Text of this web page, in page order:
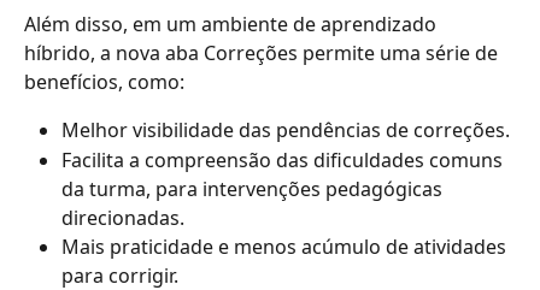
Além disso, em um ambiente de aprendizado
híbrido, a nova aba Correções permite uma série de
benefícios, como:
Melhor visibilidade das pendências de correções.
Facilita a compreensão das dificuldades comuns
da turma, para intervenções pedagógicas
direcionadas.
Mais praticidade e menos acúmulo de atividades
para corrigir.